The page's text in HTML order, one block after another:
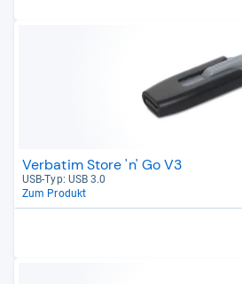
Verbatim Store 'n' Go V3
USB-​Typ: USB 3.0
Zum Produkt